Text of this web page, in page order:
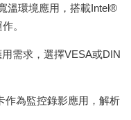
溫環境應用，搭載Intel®
。
需求，選擇VESA或DIN
作為監控錄影應用，解析